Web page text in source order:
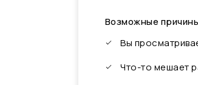
Возможные
Вы
Что-то мешает